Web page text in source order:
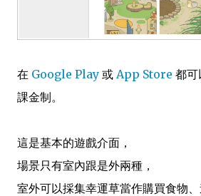
在 Google Play 或 App Store 都可
課金制。
這是基本的遊戲介面，
場景只有室內跟是外兩種，
室外可以採集幸運草當作購買食物、